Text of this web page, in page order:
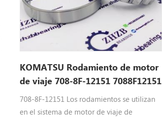
KOMATSU Rodamiento de motor
de viaje 708-8F-12151 7088F12151
708-8F-12151 Los rodamientos se utilizan
en el sistema de motor de viaje de